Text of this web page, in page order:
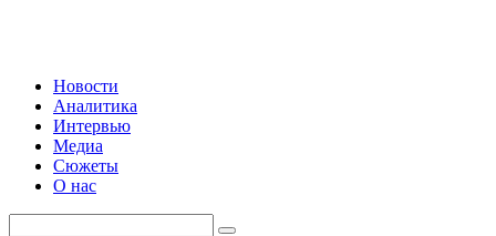
Новости
Аналитика
Интервью
Медиа
Сюжеты
О нас